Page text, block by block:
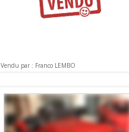
Vendu par : Franco LEMBO